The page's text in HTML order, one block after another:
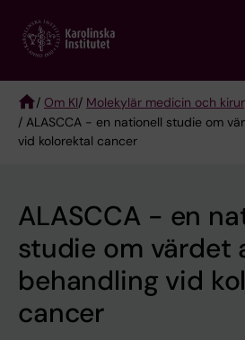
main
Breadcrumb
/ Om KI/ Molekylär medicin och
/ ALASCCA - en nationell studie om
vid kolorektal cancer
ALASCCA - en
studie om värdet
behandling vid
cancer